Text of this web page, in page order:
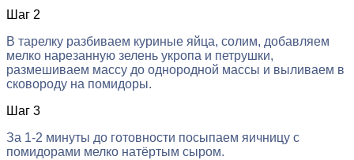
Шаг 2
В тарелку разбиваем куриные яйца, солим, добавляем
мелко нарезанную зелень укропа и петрушки,
размешиваем массу до однородной массы и выливаем в
сковороду на помидоры.
Шаг 3
За 1-2 минуты до готовности посыпаем яичницу с
помидорами мелко натёртым сыром.